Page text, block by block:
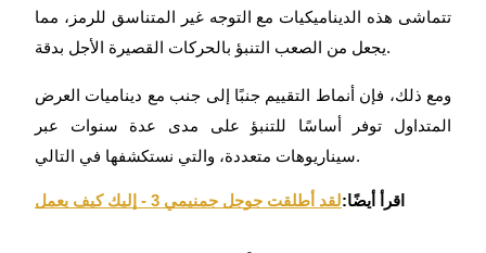
يكسب
تتماشى هذه الديناميكيات مع التوجه غير المتناسق للرمز، مما
يجعل من الصعب التنبؤ بالحركات القصيرة الأجل بدقة.
ومع ذلك، فإن أنماط التقييم جنبًا إلى جنب مع ديناميات العرض
المتداول توفر أساسًا للتنبؤ على مدى عدة سنوات عبر
سيناريوهات متعددة، والتي نستكشفها في التالي.
اقرأ أيضًا:لقد أطلقت جوجل جمنيمي 3 - إليك كيف يعمل